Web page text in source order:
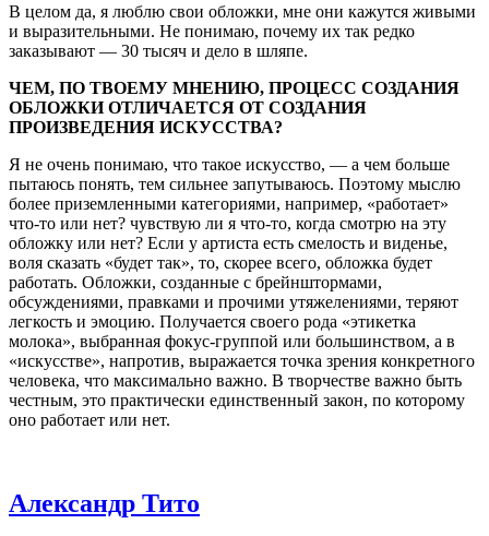
В целом да, я люблю свои обложки, мне они кажутся живыми
и выразительными. Не понимаю, почему их так редко
заказывают — 30 тысяч и дело в шляпе.
ЧЕМ, ПО ТВОЕМУ МНЕНИЮ, ПРОЦЕСС СОЗДАНИЯ
ОБЛОЖКИ ОТЛИЧАЕТСЯ ОТ СОЗДАНИЯ
ПРОИЗВЕДЕНИЯ ИСКУССТВА?
Я не очень понимаю, что такое искусство, — а чем больше
пытаюсь понять, тем сильнее запутываюсь. Поэтому мыслю
более приземленными категориями, например, «работает»
что-то или нет? чувствую ли я что-то, когда смотрю на эту
обложку или нет? Если у артиста есть смелость и виденье,
воля сказать «будет так», то, скорее всего, обложка будет
работать. Обложки, созданные с брейнштормами,
обсуждениями, правками и прочими утяжелениями, теряют
легкость и эмоцию. Получается своего рода «этикетка
молока», выбранная фокус-группой или большинством, а в
«искусстве», напротив, выражается точка зрения конкретного
человека, что максимально важно. В творчестве важно быть
честным, это практически единственный закон, по которому
оно работает или нет.
Александр Тито